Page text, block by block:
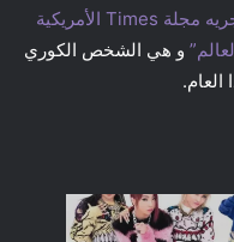
استفتاء القراء الذي تجريه مجلة Times الأمريكية
و هي الشخص الكوري